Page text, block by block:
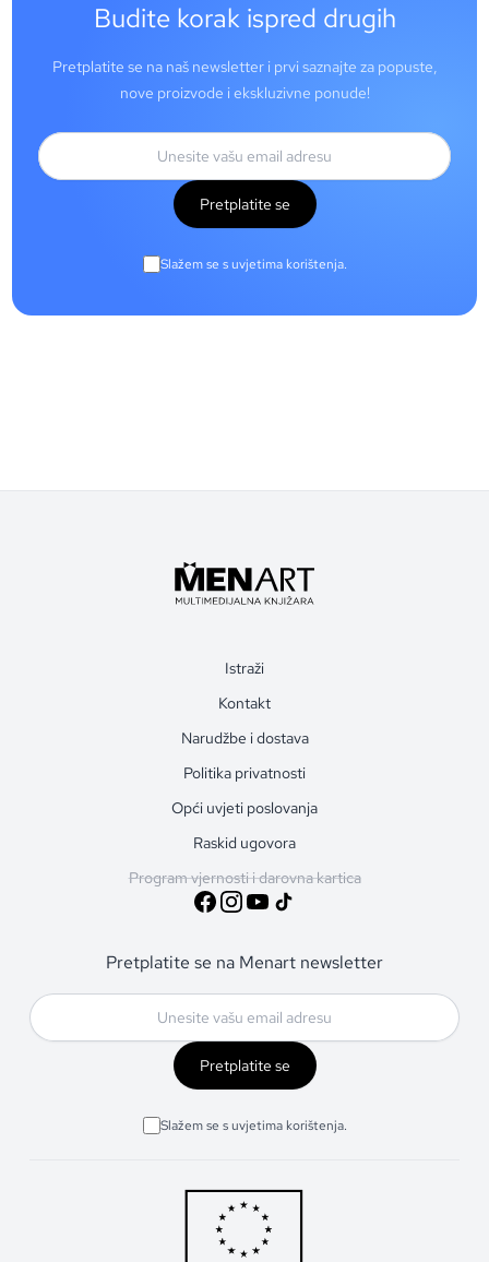
Budite korak ispred drugih
Pretplatite se na naš newsletter i prvi saznajte za popuste,
nove proizvode i ekskluzivne ponude!
Pretplatite se
Slažem se s uvjetima korištenja.
Istraži
Kontakt
Narudžbe i dostava
Politika privatnosti
Opći uvjeti poslovanja
Raskid ugovora
Program vjernosti i darovna kartica
Pretplatite se na Menart newsletter
Pretplatite se
Slažem se s uvjetima korištenja.